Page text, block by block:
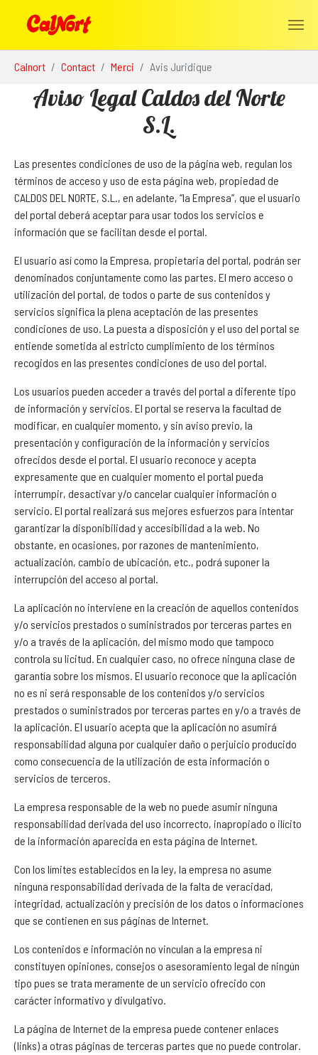
Calnort Contact Merci Avis Juridique
Aviso Legal Caldos del Norte
S.L.
Las presentes condiciones de uso de la página web, regulan los
términos de acceso y uso de esta página web, propiedad de
CALDOS DEL NORTE, S.L., en adelante, “la Empresa”, que el usuario
del portal deberá aceptar para usar todos los servicios e
información que se facilitan desde el portal.
El usuario así como la Empresa, propietaria del portal, podrán ser
denominados conjuntamente como las partes. El mero acceso o
utilización del portal, de todos o parte de sus contenidos y
servicios significa la plena aceptación de las presentes
condiciones de uso. La puesta a disposición y el uso del portal se
entiende sometida al estricto cumplimiento de los términos
recogidos en las presentes condiciones de uso del portal.
Los usuarios pueden acceder a través del portal a diferente tipo
de información y servicios. El portal se reserva la facultad de
modificar, en cualquier momento, y sin aviso previo, la
presentación y configuración de la información y servicios
ofrecidos desde el portal. El usuario reconoce y acepta
expresamente que en cualquier momento el portal pueda
interrumpir, desactivar y/o cancelar cualquier información o
servicio. El portal realizará sus mejores esfuerzos para intentar
garantizar la disponibilidad y accesibilidad a la web. No
obstante, en ocasiones, por razones de mantenimiento,
actualización, cambio de ubicación, etc., podrá suponer la
interrupción del acceso al portal.
La aplicación no interviene en la creación de aquellos contenidos
y/o servicios prestados o suministrados por terceras partes en
y/o a través de la aplicación, del mismo modo que tampoco
controla su licitud. En cualquier caso, no ofrece ninguna clase de
garantía sobre los mismos. El usuario reconoce que la aplicación
no es ni será responsable de los contenidos y/o servicios
prestados o suministrados por terceras partes en y/o a través de
la aplicación. El usuario acepta que la aplicación no asumirá
responsabilidad alguna por cualquier daño o perjuicio producido
como consecuencia de la utilización de esta información o
servicios de terceros.
La empresa responsable de la web no puede asumir ninguna
responsabilidad derivada del uso incorrecto, inapropiado o ilícito
de la información aparecida en esta página de Internet.
Con los límites establecidos en la ley, la empresa no asume
ninguna responsabilidad derivada de la falta de veracidad,
integridad, actualización y precisión de los datos o informaciones
que se contienen en sus páginas de Internet.
Los contenidos e información no vinculan a la empresa ni
constituyen opiniones, consejos o asesoramiento legal de ningún
tipo pues se trata meramente de un servicio ofrecido con
carácter informativo y divulgativo.
La página de Internet de la empresa puede contener enlaces
(links) a otras páginas de terceras partes que no puede controlar.